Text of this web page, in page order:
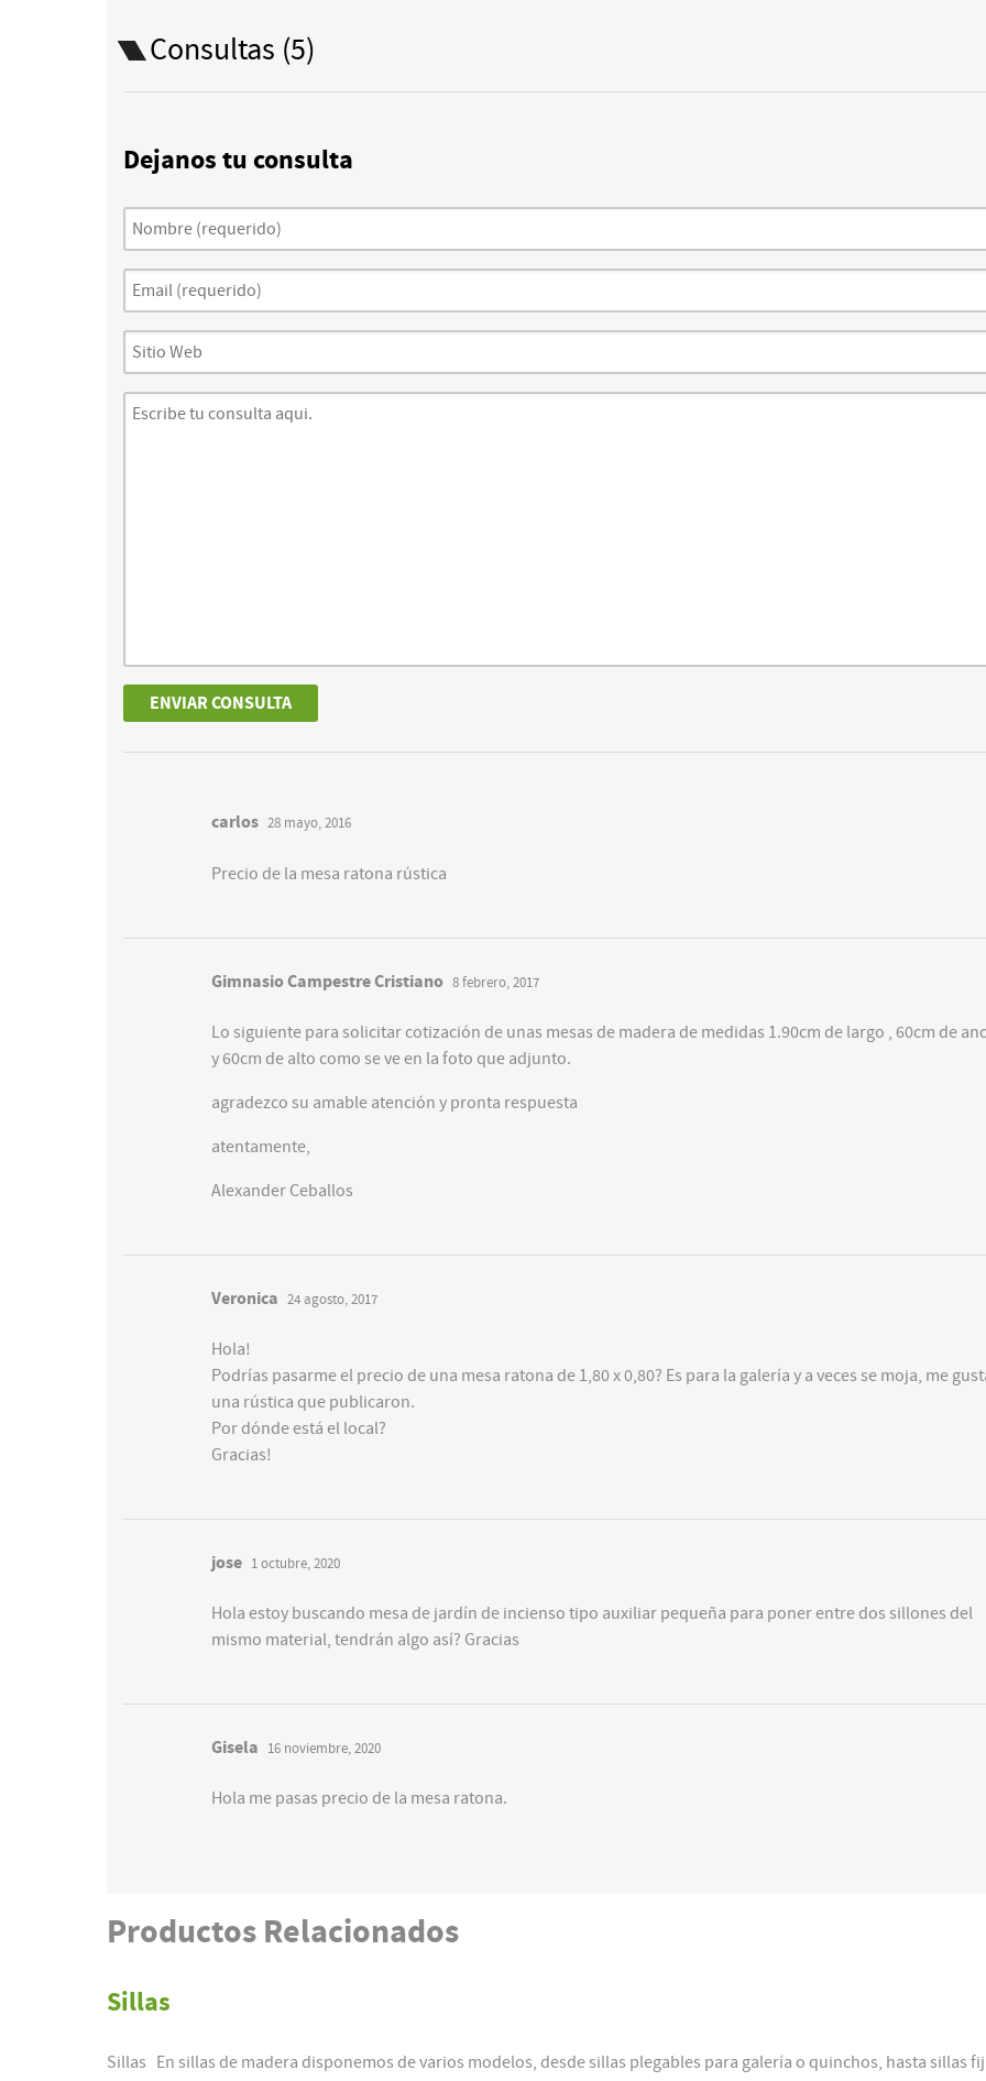
Consultas (5)
Dejanos tu consulta
carlos 28 mayo, 2016
Precio de la mesa ratona rústica
Gimnasio Campestre Cristiano 8 febrero, 2017
Lo siguiente para solicitar cotización de unas mesas de madera de medidas 1.90cm de largo , 60cm de
y 60cm de alto como se ve en la foto que adjunto.
agradezco su amable atención y pronta respuesta
atentamente,
Alexander Ceballos
Veronica 24 agosto, 2017
Hola!
Podrías pasarme el precio de una mesa ratona de 1,80 x 0,80? Es para la galería y a veces se moja, me
una rústica que publicaron.
Por dónde está el local?
Gracias!
jose 1 octubre, 2020
Hola estoy buscando mesa de jardín de incienso tipo auxiliar pequeña para poner entre dos sillones del
mismo material, tendrán algo así? Gracias
Gisela 16 noviembre, 2020
Hola me pasas precio de la mesa ratona.
Productos Relacionados
Sillas
Sillas En sillas de madera disponemos de varios modelos, desde sillas plegables para galería o quinchos, hasta sillas